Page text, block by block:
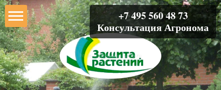
+7 495 560 48 73
Консультация Агронома